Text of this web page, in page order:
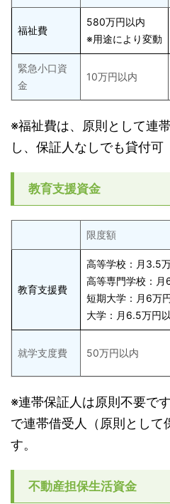
福祉費
580万円以内
※用途により変動
緊急小口資
金
10万円以内
※福祉費は、原則として連
し、保証人なしでも貸付可
教育支援資金
限度額
教育支援費
高等学校：月3.5
高等専門学校：月
短期大学：月6万
大学：月6.5万円
就学支度費 50万円以内
※連帯保証人は原則不要で
で連帯借受人（原則として
す。
不動産担保生活資金